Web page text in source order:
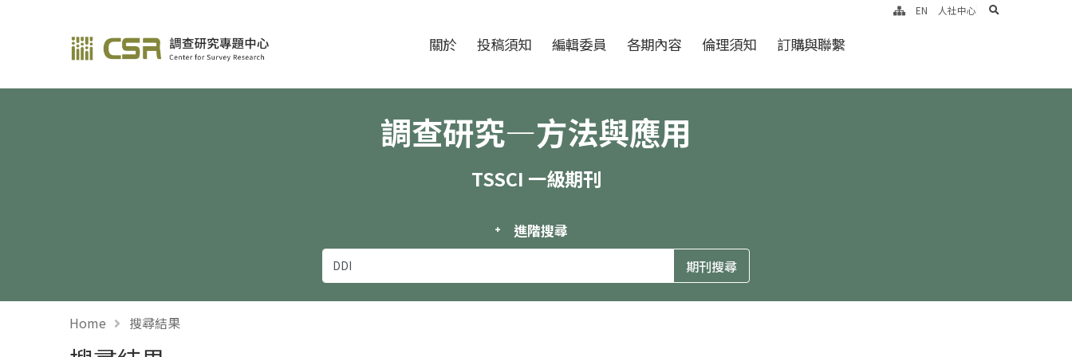
調查研究—方法與應用期刊 關於 投稿須知 編輯委員 各期內容 倫理須知 訂購與聯繫
EN 人社中心 search
調查研究—方法與應用
TSSCI 一級期刊
進階搜尋
Home 搜尋結果